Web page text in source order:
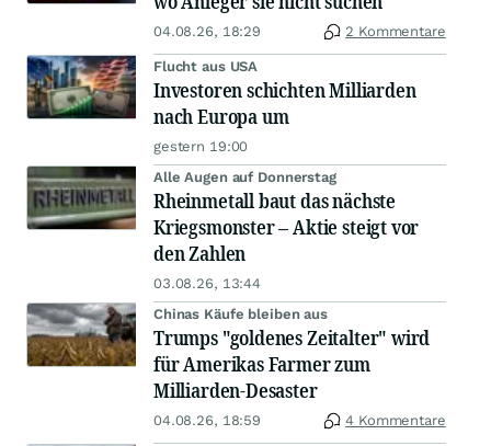
04.08.26, 18:29 2 Kommentare
Flucht aus USA
Investoren schichten Milliarden
nach Europa um
gestern 19:00
Alle Augen auf Donnerstag
Rheinmetall baut das nächste
Kriegsmonster – Aktie steigt vor
den Zahlen
03.08.26, 13:44
Chinas Käufe bleiben aus
Trumps "goldenes Zeitalter" wird
für Amerikas Farmer zum
Milliarden-Desaster
04.08.26, 18:59 4 Kommentare